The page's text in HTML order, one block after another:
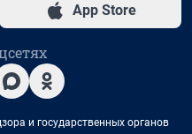
App Store
и государственных органов